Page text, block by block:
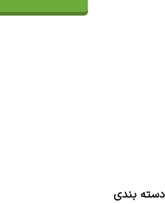
دسته بندی